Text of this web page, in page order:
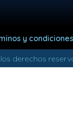
y condiciones
derechos